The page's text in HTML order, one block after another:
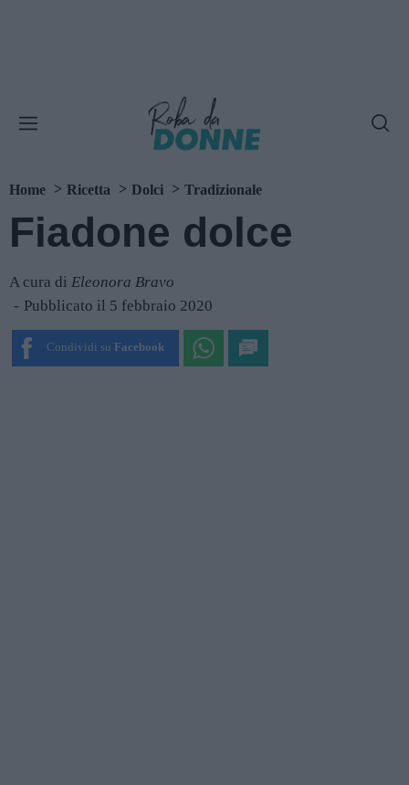
Home Ricetta Dolci Tradizionale
Fiadone dolce
A cura di Eleonora Bravo
Pubblicato il 5 febbraio 2020
Condividi su Facebook